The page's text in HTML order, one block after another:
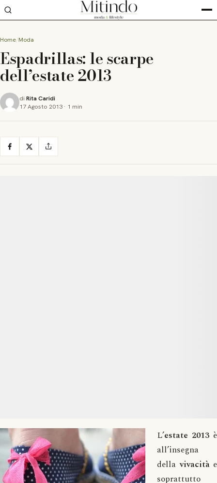
Home Moda
Espadrillas: le scarpe
dell’estate 2013
di Rita Caridi
17 Agosto 2013 · 1 min
L’estate 2013 è
all’insegna
dellavivacitàe
soprattutto